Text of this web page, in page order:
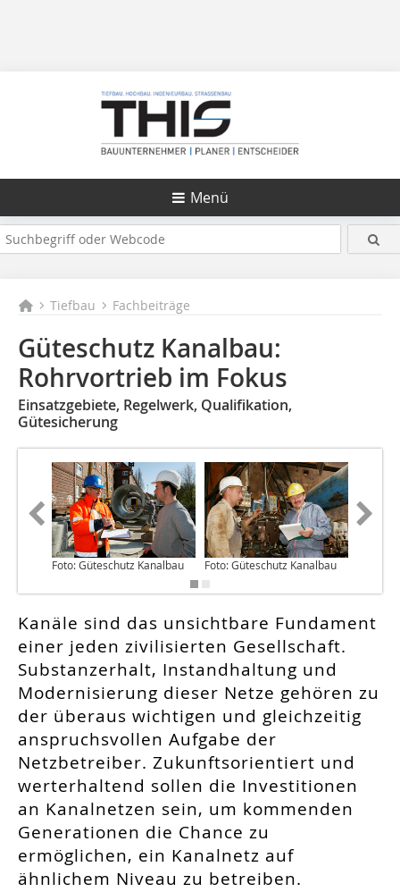
Menü
Tiefbau Fachbeiträge
Güteschutz Kanalbau:
Rohrvortrieb im Fokus
Einsatzgebiete, Regelwerk, Qualifikation,
Gütesicherung
Foto: Güteschutz Kanalbau Foto: Güteschutz Kanalbau
Kanäle sind das unsichtbare Fundament
einer jeden zivilisierten Gesellschaft.
Substanzerhalt, Instandhaltung und
Modernisierung dieser Netze gehören zu
der überaus wichtigen und gleichzeitig
anspruchsvollen Aufgabe der
Netzbetreiber. Zukunftsorientiert und
werterhaltend sollen die Investitionen
an Kanalnetzen sein, um kommenden
Generationen die Chance zu
ermöglichen, ein Kanalnetz auf
ähnlichem Niveau zu betreiben.